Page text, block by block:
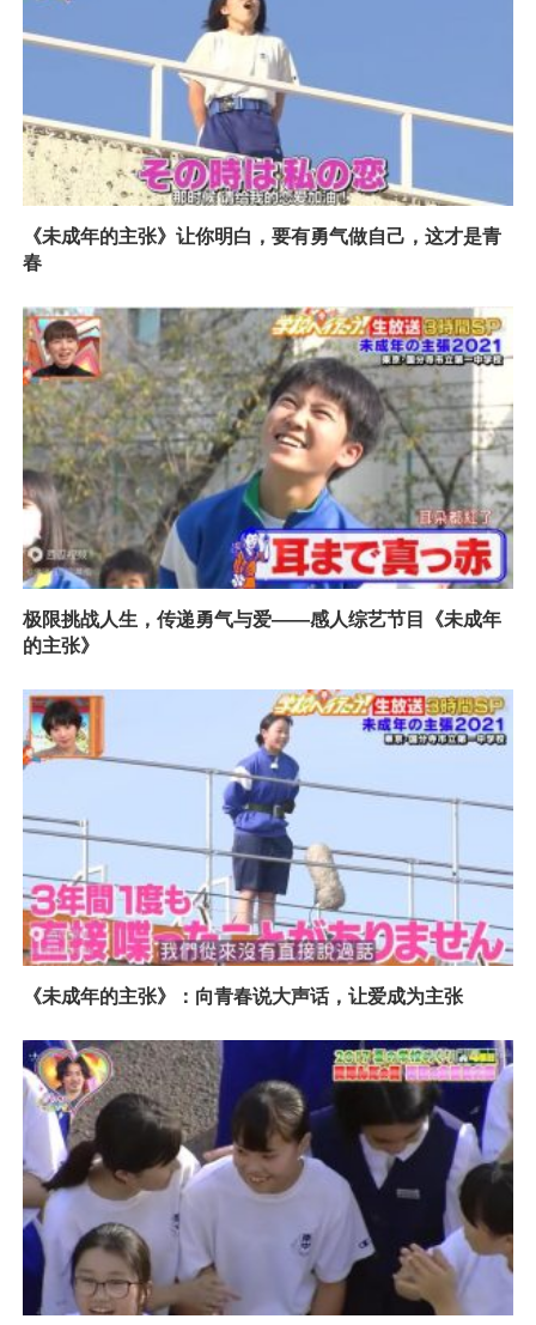
《未成年的主张》让你明白，要有勇气做自己，这才是青
春
极限挑战人生，传递勇气与爱——感人综艺节目《未成年
的主张》
《未成年的主张》：向青春说大声话，让爱成为主张